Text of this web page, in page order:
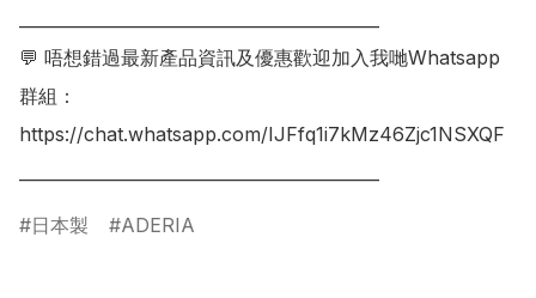
💬 唔想錯過最新產品資訊及優惠歡迎加入我哋Whatsapp
群組：
https://chat.whatsapp.com/IJFfq1i7kMz46Zjc1NSXQF
日本製 ADERIA